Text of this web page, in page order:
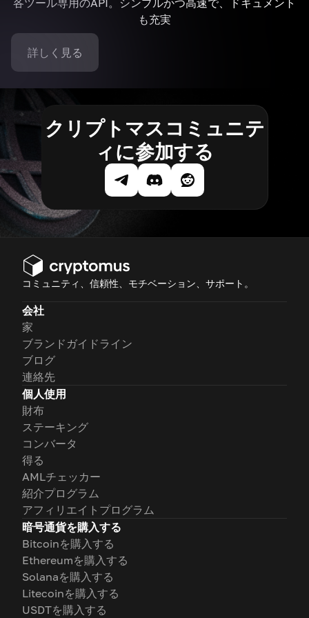
各ツール専用のAPI。シンプルかつ高速で、ドキュメント
も充実
詳しく見る
クリプトマスコミュニテ
ィに参加する
コミュニティ、信頼性、モチベーション、サポート。
会社
家
ブランドガイドライン
ブログ
連絡先
個人使用
財布
ステーキング
コンバータ
得る
AMLチェッカー
紹介プログラム
アフィリエイトプログラム
暗号通貨を購入する
Bitcoinを購入する
Ethereumを購入する
Solanaを購入する
Litecoinを購入する
USDTを購入する